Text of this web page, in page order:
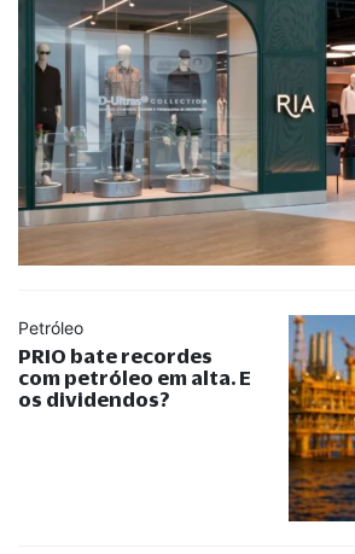
Petróleo
PRIO bate recordes
com petróleo em alta. E
os dividendos?